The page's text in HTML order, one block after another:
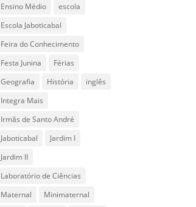
Ensino Médio
escola
Escola Jaboticabal
Feira do Conhecimento
Festa Junina
Férias
Geografia
História
inglês
Integra Mais
Irmãs de Santo André
Jaboticabal
Jardim I
Jardim II
Laboratório de Ciências
Maternal
Minimaternal